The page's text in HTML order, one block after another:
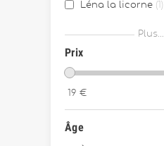
Léna la licorne
Louis le loup 1
Stella le faon
Plus...
Prix
19 €
Âge